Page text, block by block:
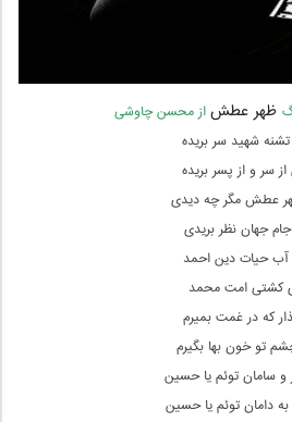
ظهر عطشاز محسن چاوشی
شهید سر بریده
سر و از پسر بریده
عطش مگر چه دیدی
جهان نظر بریدی
آب حیات دین احمد
کشتی امت محمد
که در غمت بمیرم
تو خون بها بگیرم
سامان توئم یا حسین
دامان توئم یا حسین